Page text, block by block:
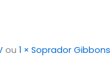
ou 1 × Soprador Gibbons